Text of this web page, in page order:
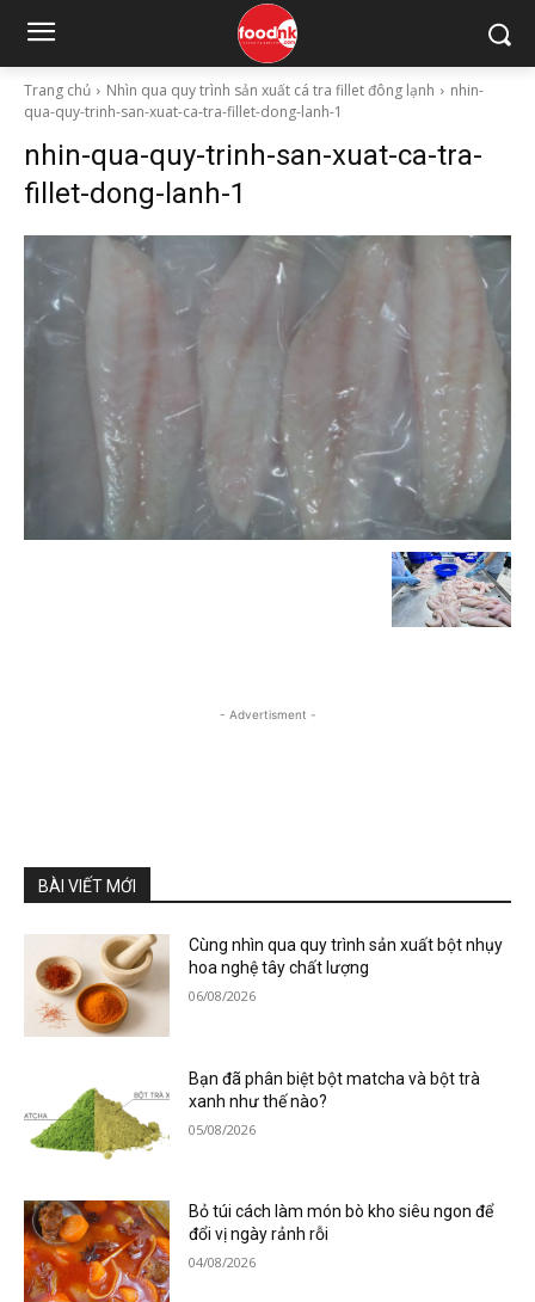
Trang chủ Nhìn qua quy trình sản xuất cá tra fillet đông lạnh
nhin-
qua-quy-trinh-san-xuat-ca-tra-fillet-dong-lanh-1
nhin-qua-quy-trinh-san-xuat-ca-tra-
fillet-dong-lanh-1
- Advertisment -
BÀI VIẾT MỚI
Cùng nhìn qua quy trình sản xuất bột nhụy
hoa nghệ tây chất lượng
06/08/2026
Bạn đã phân biệt bột matcha và bột trà
xanh như thế nào?
05/08/2026
Bỏ túi cách làm món bò kho siêu ngon để
đổi vị ngày rảnh rỗi
04/08/2026